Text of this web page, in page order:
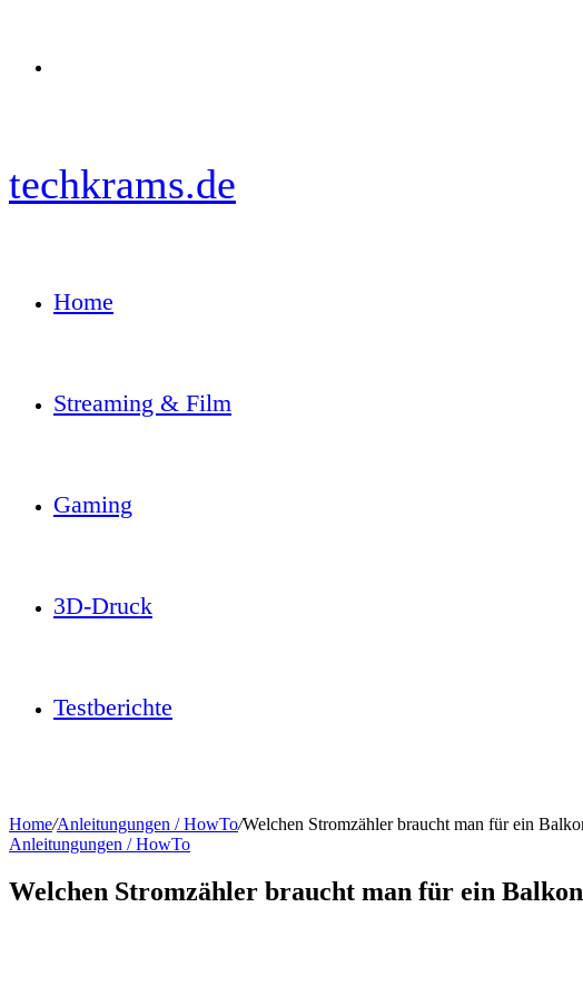
techkrams.de
Home
Streaming & Film
Gaming
3D-Druck
Testberichte
Home/Anleitungungen / HowTo/Welchen Stromzähler braucht man für ein
Anleitungungen / HowTo
Welchen Stromzähler braucht man für ein